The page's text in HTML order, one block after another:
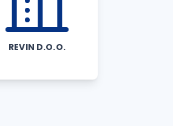
REVIN D.O.O.